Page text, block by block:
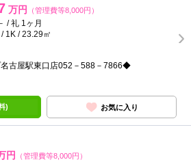
万円 （管理費等8,000円）
/ 礼 1ヶ月
1K / 23.29㎡
古屋駅東口店052－588－7866◆
) お気に入り
円 （管理費等8,000円）